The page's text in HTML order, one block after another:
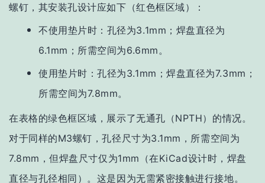
螺钉，其安装孔设计应如下（红色框区域）：
不使用垫片时：孔径为3.1mm；焊盘直径为
6.1mm；所需空间为6.6mm。
使用垫片时：孔径为3.1mm；焊盘直径为7.3mm；
所需空间为7.8mm。
在表格的绿色框区域，展示了无通孔（NPTH）的情况。
对于同样的M3螺钉，孔径尺寸为3.1mm，所需空间为
7.8mm，但焊盘尺寸仅为1mm（在KiCad设计时，焊盘
直径与孔径相同）。这是因为无需紧密接触进行接地。